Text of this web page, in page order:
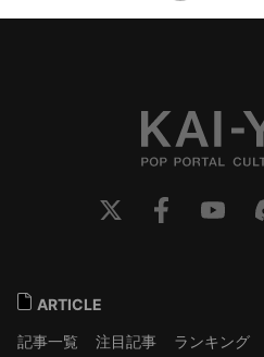
ARTICLE
記事一覧
注目記事 ランキング